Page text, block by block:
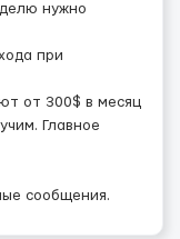
нужно
при
от 300$ в месяц
Главное
сообщения.